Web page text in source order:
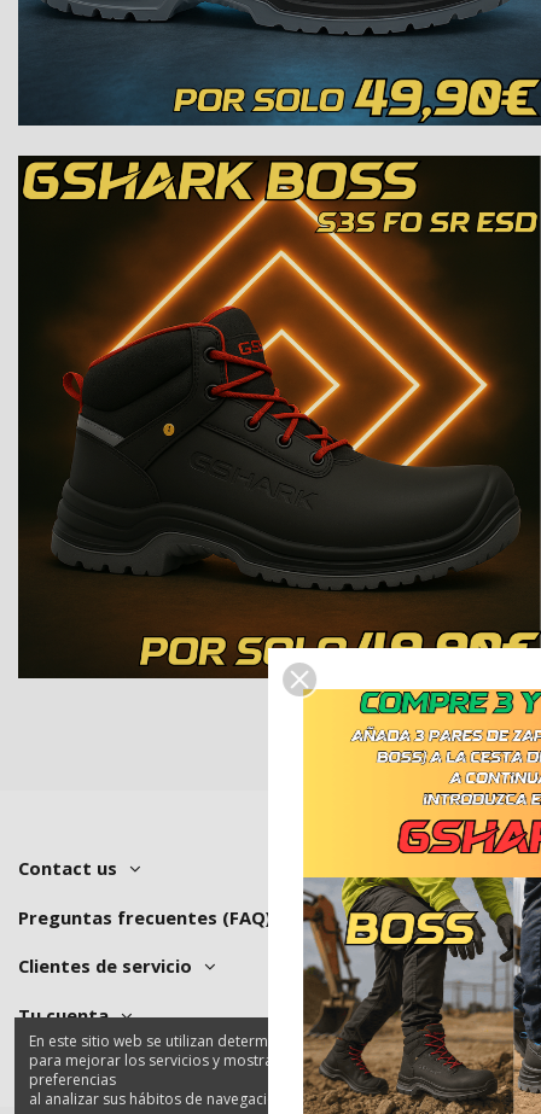
Contact us
Preguntas frecuentes (FAQ)
Clientes de servicio
Tu cuenta
En este sitio web se utilizan determinados niveles y cookies
para mejorar los servicios y mostrar publicidad acorde a sus
preferencias
al analizar sus hábitos de navegación.